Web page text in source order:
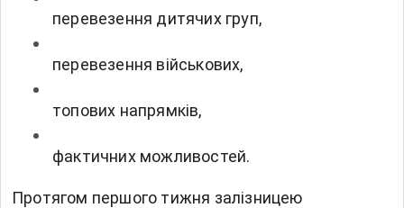
перевезення дитячих груп,
перевезення військових,
топових напрямків,
фактичних можливостей.
Протягом першого тижня залізницею